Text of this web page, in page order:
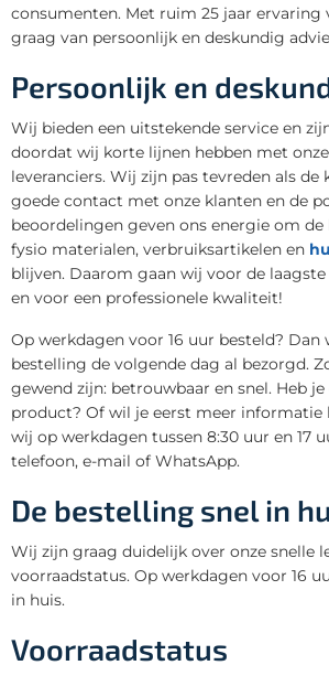
consumenten. Met ruim 25 jaar ervaring
graag van persoonlijk en deskundig
Persoonlijk en
Wij bieden een uitstekende service en
doordat wij korte lijnen hebben met
leveranciers. Wij zijn pas tevreden als de
goede contact met onze klanten en de
beoordelingen geven ons energie om de
fysio materialen, verbruiksartikelen en
blijven. Daarom gaan wij voor de
en voor een professionele kwaliteit!
Op werkdagen voor 16 uur besteld?
bestelling de volgende dag al bezorgd.
gewend zijn: betrouwbaar en snel. Heb
product? Of wil je eerst meer informatie
wij op werkdagen tussen 8:30 uur en 17
telefoon, e-mail of WhatsApp.
De bestelling snel in
Wij zijn graag duidelijk over onze snelle
voorraadstatus. Op werkdagen voor 16
in huis.
Voorraadstatus